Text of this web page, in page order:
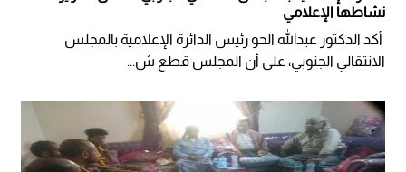
نشاطها الإعلامي
أكد الدكتور عبدالله الحو رئيس الدائرة الإعلامية بالمجلس
الانتقالي الجنوبي، على أن المجلس قطع ش...